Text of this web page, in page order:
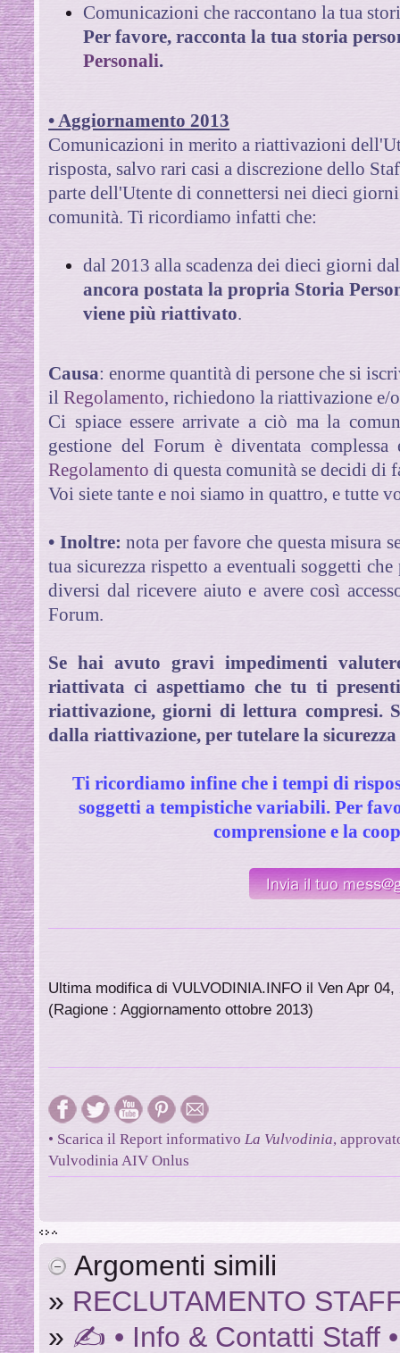
Comunicazioni che raccontano la tua
Per favore, racconta la tua storia
Personali.
• Aggiornamento 2013
Comunicazioni in merito a riattivazioni
risposta, salvo rari casi a discrezione dello
parte dell'Utente di connettersi nei dieci
comunità. Ti ricordiamo infatti che:
dal 2013 alla scadenza dei dieci giorni
ancora postata la propria Storia
viene più riattivato.
Causa: enorme quantità di persone che si
ilRegolamento, richiedono la riattivazione e/
Ci spiace essere arrivate a ciò ma la
gestione del Forum è diventata
Regolamento di questa comunità se decidi di
Voi siete tante e noi siamo in quattro, e tutte
• Inoltre:nota per favore che questa misura
tua sicurezza rispetto a eventuali soggetti
diversi dal ricevere aiuto e avere così
Forum.
Se hai avuto gravi impedimenti
riattivata ci aspettiamo che tu ti
riattivazione, giorni di lettura compresi.
dalla riattivazione, per tutelare la
Ti ricordiamo infine che i tempi di
soggetti a tempistiche variabili. Per
comprensione e la
Ultima modifica di VULVODINIA.INFO il Ven Apr
(Ragione : Aggiornamento ottobre 2013)
• Scarica il Report informativo La Vulvodinia,
Vulvodinia AIV Onlus
Argomenti simili
» RECLUTAMENTO
» ✍ • Info & Contatti Staff